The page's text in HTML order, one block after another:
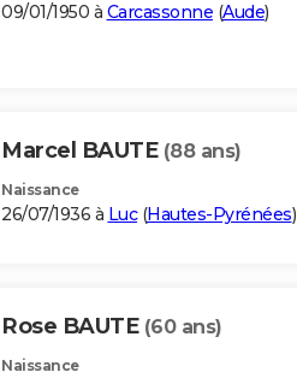
09/01/1950 à Carcassonne (Aude)
Marcel BAUTE (88 ans)
Naissance
26/07/1936 à Luc(Hautes-Pyrénées)
Rose BAUTE (60 ans)
Naissance